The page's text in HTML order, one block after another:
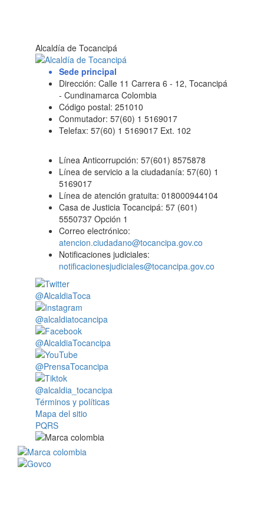
Alcaldía de Tocancipá
Sede principal
Dirección: Calle 11 Carrera 6 - 12, Tocancipá
- Cundinamarca Colombia
Código postal: 251010
Conmutador: 57(60) 1 5169017
Telefax: 57(60) 1 5169017 Ext. 102
Línea Anticorrupción: 57(601) 8575878
Línea de servicio a la ciudadanía: 57(60) 1
5169017
Línea de atención gratuita: 018000944104
Casa de Justicia Tocancipá: 57 (601)
5550737 Opción 1
Correo electrónico:
atencion.ciudadano@tocancipa.gov.co
Notificaciones judiciales:
notificacionesjudiciales@tocancipa.gov.co
@AlcaldiaToca
@alcaldiatocancipa
@AlcaldiaTocancipa
@PrensaTocancipa
@alcaldia_tocancipa
Términos y políticas
Mapa del sitio
PQRS